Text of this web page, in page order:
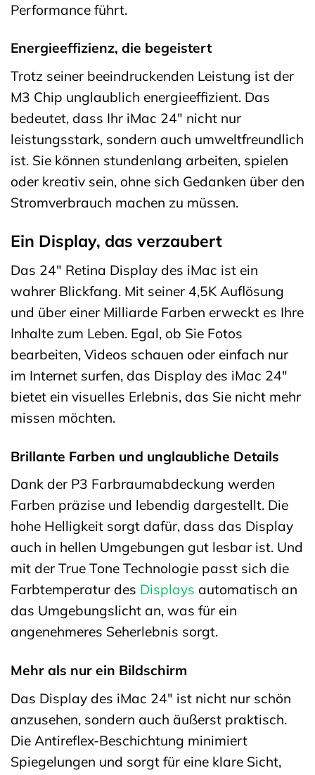
Performance führt.
Energieeffizienz, die begeistert
Trotz seiner beeindruckenden Leistung ist der
M3 Chip unglaublich energieeffizient. Das
bedeutet, dass Ihr iMac 24″ nicht nur
leistungsstark, sondern auch umweltfreundlich
ist. Sie können stundenlang arbeiten, spielen
oder kreativ sein, ohne sich Gedanken über den
Stromverbrauch machen zu müssen.
Ein Display, das verzaubert
Das 24″ Retina Display des iMac ist ein
wahrer Blickfang. Mit seiner 4,5K Auflösung
und über einer Milliarde Farben erweckt es Ihre
Inhalte zum Leben. Egal, ob Sie Fotos
bearbeiten, Videos schauen oder einfach nur
im Internet surfen, das Display des iMac 24″
bietet ein visuelles Erlebnis, das Sie nicht mehr
missen möchten.
Brillante Farben und unglaubliche Details
Dank der P3 Farbraumabdeckung werden
Farben präzise und lebendig dargestellt. Die
hohe Helligkeit sorgt dafür, dass das Display
auch in hellen Umgebungen gut lesbar ist. Und
mit der True Tone Technologie passt sich die
Farbtemperatur des Displays automatisch an
das Umgebungslicht an, was für ein
angenehmeres Seherlebnis sorgt.
Mehr als nur ein Bildschirm
Das Display des iMac 24″ ist nicht nur schön
anzusehen, sondern auch äußerst praktisch.
Die Antireflex-Beschichtung minimiert
Spiegelungen und sorgt für eine klare Sicht,